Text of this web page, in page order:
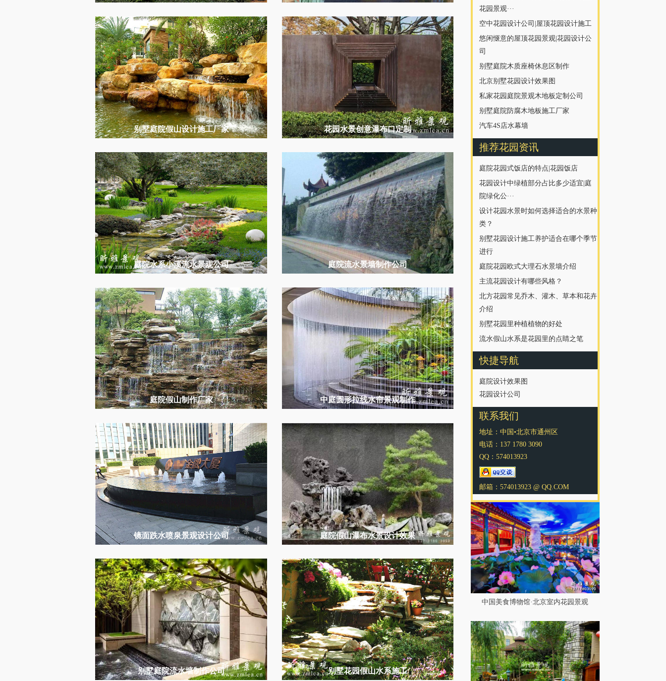
花园景观···
空中花园设计公司|屋顶花园设计施工
悠闲惬意的屋顶花园景观|花园设计公
司
别墅庭院木质座椅休息区制作
北京别墅花园设计效果图
私家花园庭院景观木地板定制公司
别墅庭院防腐木地板施工厂家
汽车4S店水幕墙
推荐花园资讯
庭院花园式饭店的特点|花园饭店
花园设计中绿植部分占比多少适宜|庭
院绿化公···
设计花园水景时如何选择适合的水景种
类？
别墅花园设计施工养护适合在哪个季节
进行
庭院花园欧式大理石水景墙介绍
主流花园设计有哪些风格？
北方花园常见乔木、灌木、草本和花卉
介绍
别墅花园里种植植物的好处
流水假山水系是花园里的点睛之笔
快捷导航
庭院设计效果图
花园设计公司
联系我们
地址：中国•北京市通州区
电话：137 1780 3090
QQ：574013923
邮箱：574013923 @ QQ.COM
中国美食博物馆·北京室内花园景观
别墅庭院假山设计施工厂家 花园水景创意瀑布口定制
庭院水系小溪流水景观公司 庭院流水景墙制作公司
庭院假山制作厂家 中庭圆形拉线水帘景观制作
镜面跌水喷泉景观设计公司 庭院假山瀑布水景设计效果
别墅庭院流水墙制作公司 别墅花园假山水系施工